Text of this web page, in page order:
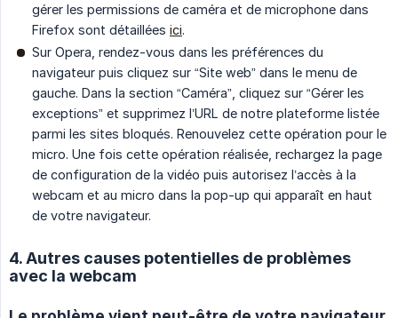
gérer les permissions de caméra et de microphone dans
Firefox sont détaillées ici.
Sur Opera, rendez-vous dans les préférences du
navigateur puis cliquez sur “Site web” dans le menu de
gauche. Dans la section “Caméra”, cliquez sur “Gérer les
exceptions” et supprimez l’URL de notre plateforme listée
parmi les sites bloqués. Renouvelez cette opération pour le
micro. Une fois cette opération réalisée, rechargez la page
de configuration de la vidéo puis autorisez l’accès à la
webcam et au micro dans la pop-up qui apparaît en haut
de votre navigateur.
4. Autres causes potentielles de problèmes
avec la webcam